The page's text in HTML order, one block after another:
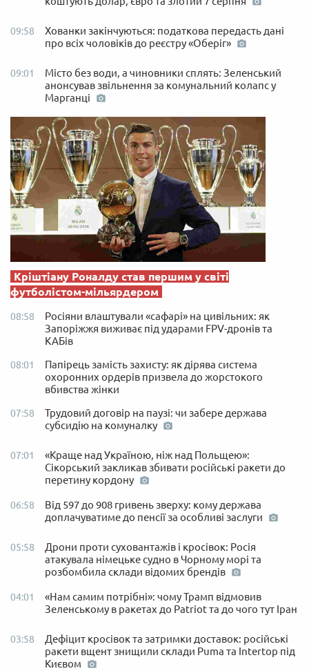
09:58
Хованки закінчуються: податкова передасть дані
про всіх чоловіків до реєстру «Оберіг»
09:01
Місто без води, а чиновники сплять: Зеленський
анонсував звільнення за комунальний колапс у
Марганці
Кріштіану Роналду став першим у світі
футболістом-мільярдером
08:58
Росіяни влаштували «сафарі» на цивільних: як
Запоріжжя виживає під ударами FPV-дронів та
КАБів
08:01
Папірець замість захисту: як дірява система
охоронних ордерів призвела до жорстокого
вбивства жінки
07:58
Трудовий договір на паузі: чи забере держава
субсидію на комуналку
07:01
«Краще над Україною, ніж над Польщею»:
Сікорський закликав збивати російські ракети до
перетину кордону
06:58
Від 597 до 908 гривень зверху: кому держава
доплачуватиме до пенсії за особливі заслуги
05:58
Дрони проти суховантажів і кросівок: Росія
атакувала німецьке судно в Чорному морі та
розбомбила склади відомих брендів
04:01
«Нам самим потрібні»: чому Трамп відмовив
Зеленському в ракетах до Patriot та до чого тут Іран
03:58
Дефіцит кросівок та затримки доставок: російські
ракети вщент знищили склади Puma та Intertop під
Києвом